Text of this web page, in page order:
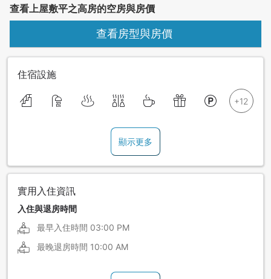
查看上屋敷平之高房的空房與房價
查看房型與房價
住宿設施
顯示更多
實用入住資訊
入住與退房時間
最早入住時間 03:00 PM
最晚退房時間 10:00 AM